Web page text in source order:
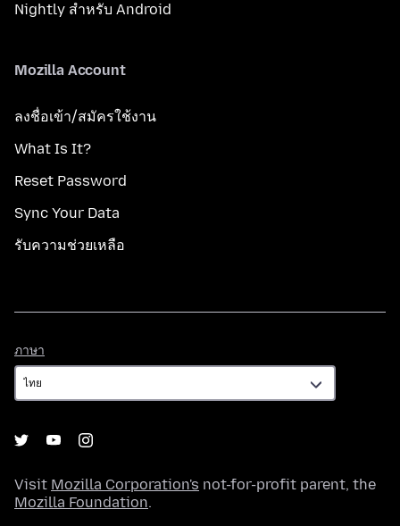
Nightly สำหรับ Android
Mozilla Account
ลงชื่อเข้า/สมัครใช้งาน
What Is It?
Reset Password
Sync Your Data
รับความช่วยเหลือ
ภาษา
Visit Mozilla Corporation's not-for-profit parent, the
Mozilla Foundation.